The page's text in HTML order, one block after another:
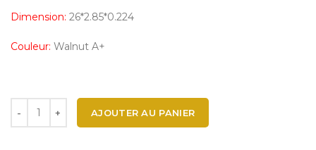
Dimension: 26*2.85*0.224
Couleur: Walnut A+
AJOUTER AU PANIER